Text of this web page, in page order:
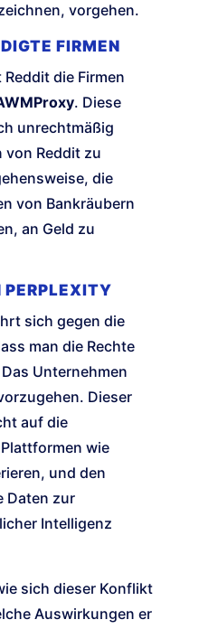
vorgehen.
FIRMEN
die Firmen
. Diese
unrechtmäßig
von Reddit zu
die
von Bankräubern
an Geld zu
PERPLEXITY
sich gegen die
man die Rechte
Unternehmen
Dieser
auf die
wie
und den
Daten zur
Intelligenz
sich dieser Konflikt
Auswirkungen er